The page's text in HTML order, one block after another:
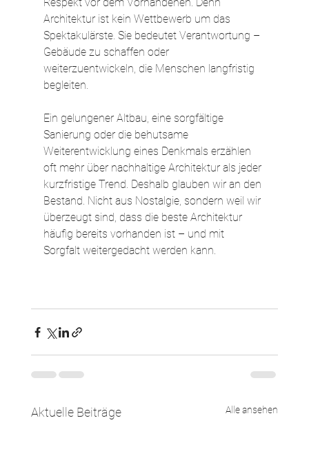
Respekt vor dem Vorhandenen. Denn
Architektur ist kein Wettbewerb um das
Spektakulärste. Sie bedeutet Verantwortung –
Gebäude zu schaffen oder
weiterzuentwickeln, die Menschen langfristig
begleiten.
Ein gelungener Altbau, eine sorgfältige
Sanierung oder die behutsame
Weiterentwicklung eines Denkmals erzählen
oft mehr über nachhaltige Architektur als jeder
kurzfristige Trend. Deshalb glauben wir an den
Bestand. Nicht aus Nostalgie, sondern weil wir
überzeugt sind, dass die beste Architektur
häufig bereits vorhanden ist – und mit
Sorgfalt weitergedacht werden kann.
Aktuelle Beiträge Alle ansehen